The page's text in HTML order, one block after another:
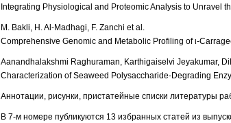
Integrating Physiological and Proteomic Analysis to Unravel
M. Bakli, H. Al-Madhagi, F. Zanchi et al.
Comprehensive Genomic and Metabolic Profiling of ι-
Aanandhalakshmi Raghuraman, Karthigaiselvi Jeyakumar,
Characterization of Seaweed Polysaccharide-Degrading
Аннотации, рисунки, пристатейные списки литературы
В 7-м номере публикуются 13 избранных статей из